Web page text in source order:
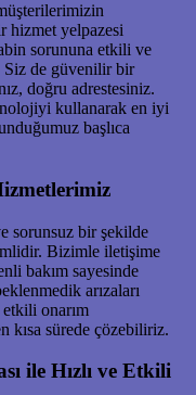
hizmet yelpazesi
sorununa etkili ve
Siz de güvenilir bir
doğru adrestesiniz.
kullanarak en iyi
başlıca
sorunsuz bir şekilde
Bizimle iletişime
bakım sayesinde
arızaları
onarım
kısa sürede çözebiliriz.
ile Hızlı ve Etkili